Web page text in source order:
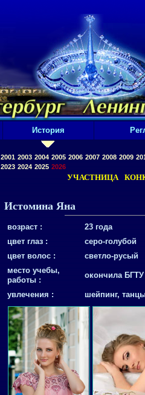
История
2001 2003 2004 2005 2006 2007 2008 2009
2023 2024 2025 2026
УЧАСТНИЦА
Истомина Яна
возраст :
23 года
цвет глаз :
cеро-голубой
цвет волос :
cветло-русый
место учебы,
работы :
окончила
увлечения : шейпинг,